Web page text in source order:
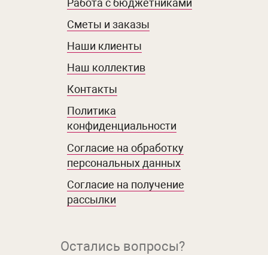
Сметы и заказы
Наши клиенты
Наш коллектив
Контакты
Политика
конфиденциальности
Согласие на обработку
персональных данных
Согласие на получение
рассылки
Остались вопросы?